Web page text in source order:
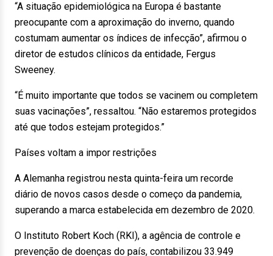
“A situação epidemiológica na Europa é bastante
preocupante com a aproximação do inverno, quando
costumam aumentar os índices de infecção”, afirmou o
diretor de estudos clínicos da entidade, Fergus
Sweeney.
“É muito importante que todos se vacinem ou completem
suas vacinações”, ressaltou. “Não estaremos protegidos
até que todos estejam protegidos.”
Países voltam a impor restrições
A Alemanha registrou nesta quinta-feira um recorde
diário de novos casos desde o começo da pandemia,
superando a marca estabelecida em dezembro de 2020.
O Instituto Robert Koch (RKI), a agência de controle e
prevenção de doenças do país, contabilizou 33.949